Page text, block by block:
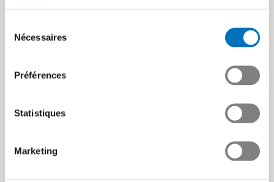
Nécessaires
Préférences
Statistiques
Marketing
septembre 2025,…
Européenne une décision…